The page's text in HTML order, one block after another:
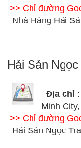
>> Chỉ đường
Nhà Hàng Hải
Hải Sản Ngọc
Địa chỉ
Minh
>> Chỉ đường
Hải Sản Ngọc